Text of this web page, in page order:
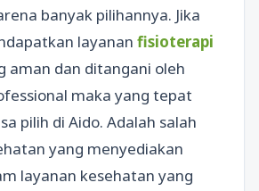
banyak pilihannya. Jika
layanan fisioterapi
aman dan ditangani oleh
maka yang tepat
pilih di Aido. Adalah salah
yang menyediakan
layanan kesehatan yang